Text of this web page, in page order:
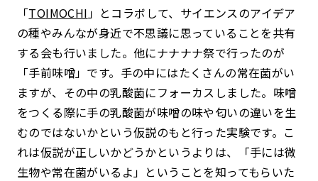
「TOIMOCHI 」とコラボして、サイエンスのアイデア
の種やみんなが身近で不思議に思っていることを共有
する会も行いました。他にナナナナ祭で行ったのが
「手前味噌」です。手の中にはたくさんの常在菌がい
ますが、その中の乳酸菌にフォーカスしました。味噌
をつくる際に手の乳酸菌が味噌の味や匂いの違いを生
むのではないかという仮説のもと行った実験です。こ
れは仮説が正しいかどうかというよりは、「手には微
生物や常在菌がいるよ」ということを知ってもらいた